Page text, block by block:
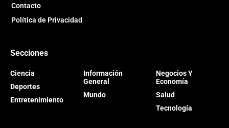
Contacto
Política de Privacidad
Secciones
Ciencia
Deportes
Entretenimiento
Información
General
Mundo
Negocios Y
Economía
Salud
Tecnología